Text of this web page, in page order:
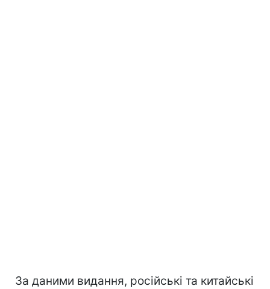
За даними видання, російські та китайські